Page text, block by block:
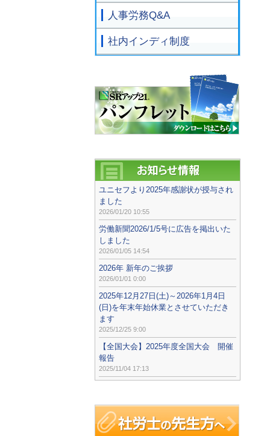
人事労務Q&A
社内インディ制度
ユニセフより2025年感謝状が授与され
ました
2026/01/20 10:55
労働新聞2026/1/5号に広告を掲出いた
しました
2026/01/05 14:54
2026年 新年のご挨拶
2026/01/01 0:00
2025年12月27日(土)～2026年1月4日
(日)を年末年始休業とさせていただき
ます
2025/12/25 9:00
【全国大会】2025年度全国大会 開催
報告
2025/11/04 17:13